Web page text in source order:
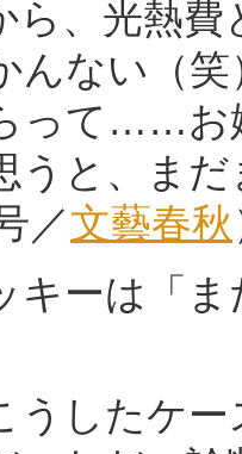
ら、光熱費
んない（
って……お
うと、ま
／文藝春秋
ーは「ま
したケー